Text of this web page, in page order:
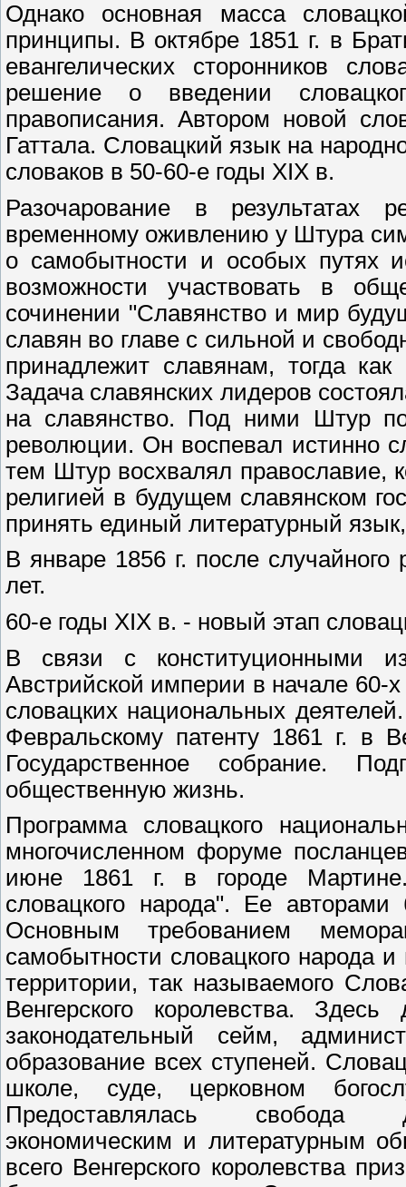
Однако основная масса
принципы. В октябре 1851 г. в
евангелических сторонников
решение о введении
правописания. Автором новой
Гаттала. Словацкий язык на
словаков в 50-60-е годы XIX в.
Разочарование в результатах
временному оживлению у Штура
о самобытности и особых путях
возможности участвовать в
сочинении "Славянство и мир
славян во главе с сильной и
принадлежит славянам, тогда
Задача славянских лидеров
на славянство. Под ними Штур
революции. Он воспевал истинно
тем Штур восхвалял православие,
религией в будущем славянском
принять единый литературный
В январе 1856 г. после
лет.
60-е годы XIX в. - новый этап
В связи с конституционными
Австрийской империи в начале 60-
словацких национальных
Февральскому патенту 1861 г. в
Государственное собрание.
общественную жизнь.
Программа словацкого
многочисленном форуме
июне 1861 г. в городе
словацкого народа". Ее
Основным требованием
самобытности словацкого народа
территории, так называемого
Венгерского королевства.
законодательный сейм,
образование всех ступеней.
школе, суде, церковном
Предоставлялась свобода
экономическим и литературным
всего Венгерского королевства